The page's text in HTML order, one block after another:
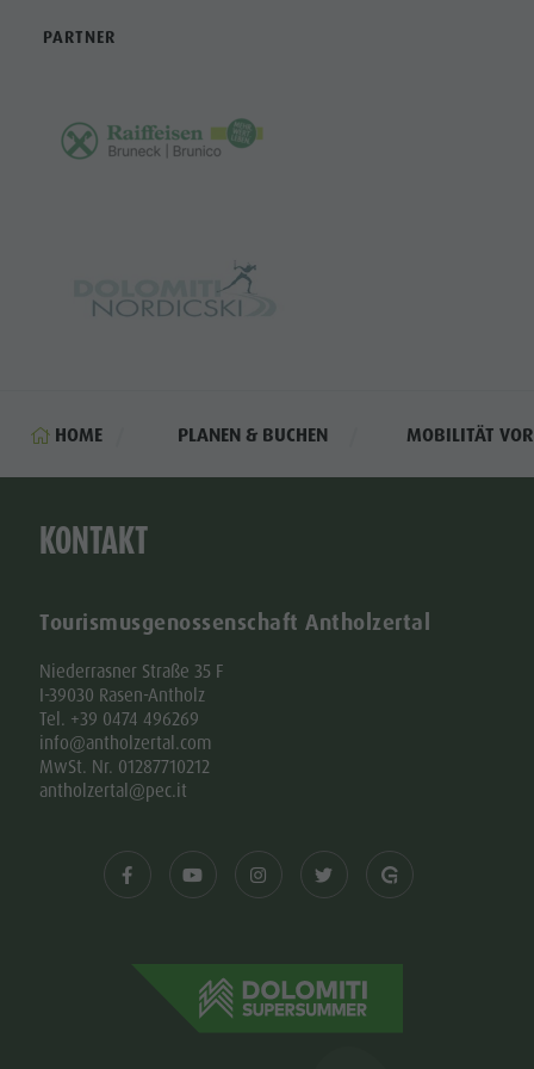
PARTNER
HOME PLANEN & BUCHEN MOBILITÄT
KONTAKT
Tourismusgenossenschaft Antholzertal
Niederrasner Straße 35 F
I-39030 Rasen-Antholz
Tel. +39 0474 496269
info@antholzertal.com
MwSt. Nr. 01287710212
antholzertal@pec.it